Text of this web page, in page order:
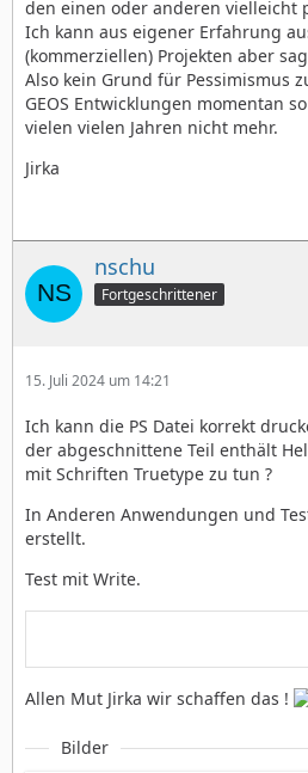
den einen oder anderen vielleicht
Ich kann aus eigener Erfahrung
(kommerziellen) Projekten aber
Also kein Grund für Pessimismus
GEOS Entwicklungen momentan
vielen vielen Jahren nicht mehr.
Jirka
nschu
Fortgeschrittener
15. Juli 2024 um 14:21
Ich kann die PS Datei korrekt
der abgeschnittene Teil enthält
mit Schriften Truetype zu tun ?
In Anderen Anwendungen und
erstellt.
Test mit Write.
Allen Mut Jirka wir schaffen das !
Bilder